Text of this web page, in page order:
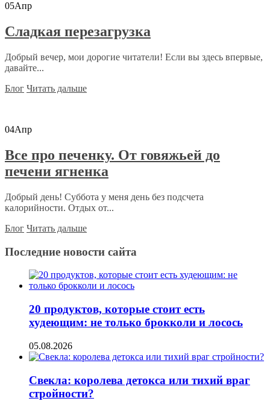
05Апр
Сладкая перезагрузка
Добрый вечер, мои дорогие читатели! Если вы здесь впервые,
давайте...
Блог Читать дальше
04Апр
Все про печенку. От говяжьей до
печени ягненка
Добрый день! Суббота у меня день без подсчета
калорийности. Отдых от...
Блог Читать дальше
Последние новости сайта
20 продуктов, которые стоит есть
худеющим: не только брокколи и лосось
05.08.2026
Свекла: королева детокса или тихий враг
стройности?